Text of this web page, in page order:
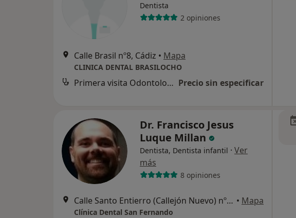
Dentista
2 opiniones
Calle Brasil nº8, Cádiz • Mapa
CLINICA DENTAL BRASILOCHO
Primera visita Odontología Precio sin especificar
Dr. Francisco Jesus
Luque Millan
Dentista, Dentista infantil · Ver
más
8 opiniones
Calle Santo Entierro (Callejón Nuevo) nº 12 Local 4, San Fernando • Mapa
Clínica Dental San Fernando